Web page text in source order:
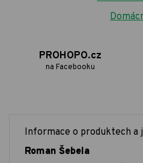
PROHOPO.cz
na Facebooku
Informace o produktech a
Roman Šebela